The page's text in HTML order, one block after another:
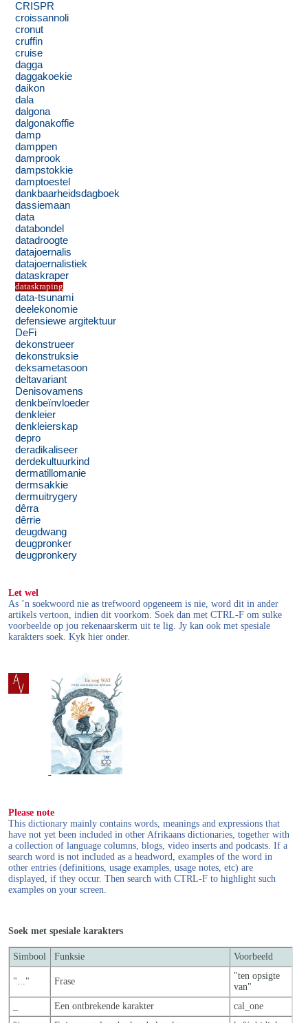
CRISPR
croissannoli
cronut
cruffin
cruise
dagga
daggakoekie
daikon
dala
dalgona
dalgonakoffie
damp
damppen
damprook
dampstokkie
damptoestel
dankbaarheidsdagboek
dassiemaan
data
databondel
datadroogte
datajoernalis
datajoernalistiek
dataskraper
dataskraping
data-tsunami
deelekonomie
defensiewe argitektuur
DeFi
dekonstrueer
dekonstruksie
deksametasoon
deltavariant
Denisovamens
denkbeïnvloeder
denkleier
denkleierskap
depro
deradikaliseer
derdekultuurkind
dermatillomanie
dermsakkie
dermuitrygery
dêrra
dêrrie
deugdwang
deugpronker
deugpronkery
Let wel
As ’n soekwoord nie as trefwoord opgeneem is nie, word dit in ander
artikels vertoon, indien dit voorkom. Soek dan met CTRL-F om sulke
voorbeelde op jou rekenaarskerm uit te lig. Jy kan ook met spesiale
karakters soek. Kyk hier onder.
Please note
This dictionary mainly contains words, meanings and expressions that
have not yet been included in other Afrikaans dictionaries, together with
a collection of language columns, blogs, video inserts and podcasts. If a
search word is not included as a headword, examples of the word in
other entries (definitions, usage examples, usage notes, etc) are
displayed, if they occur. Then search with CTRL-F to highlight such
examples on your screen.
Soek met spesiale karakters
Simbool Funksie Voorbeeld
"..." Frase
"ten opsigte
van"
Een ontbrekende karakter
cal_one